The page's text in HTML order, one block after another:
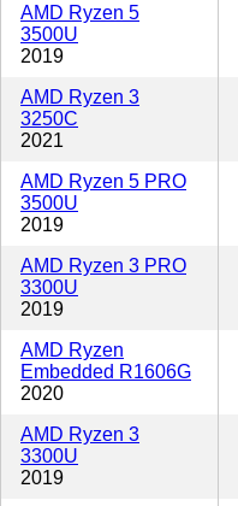
AMD Ryzen 5
3500U
2019
AMD Ryzen 3
3250C
2021
AMD Ryzen 5 PRO
3500U
2019
AMD Ryzen 3 PRO
3300U
2019
AMD Ryzen
Embedded R1606G
2020
AMD Ryzen 3
3300U
2019